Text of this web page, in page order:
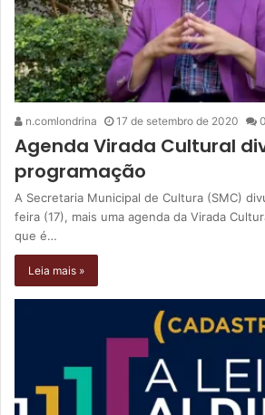
n.comlondrina 17 de setembro de 2020 0
Agenda Virada Cultural
programação
A Secretaria Municipal de Cultura (SMC)
feira (17), mais uma agenda da Virada
que é…
Leia mais »